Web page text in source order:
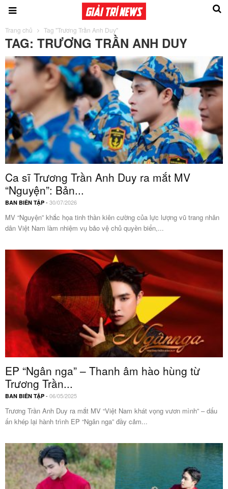
Trang chủ Tag "Trương Trần Anh Duy"
TAG: TRƯƠNG TRẦN ANH DUY
Ca sĩ Trương Trần Anh Duy ra mắt MV
“Nguyện”: Bản...
BAN BIÊN TẬP - 30/07/2026
MV “Nguyện” khắc họa tinh thần kiên cường của lực lượng vũ trang nhân
dân Việt Nam làm nhiệm vụ bảo vệ chủ quyền biển,...
EP “Ngân nga” – Thanh âm hào hùng từ
Trương Trần...
BAN BIÊN TẬP - 06/05/2025
Trương Trần Anh Duy ra mắt MV “Việt Nam khát vọng vươn mình” – dấu
ấn khép lại hành trình EP “Ngân nga” đầy cảm...